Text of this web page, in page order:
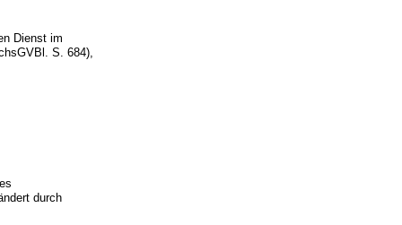
Dienst im
S. 684),
durch